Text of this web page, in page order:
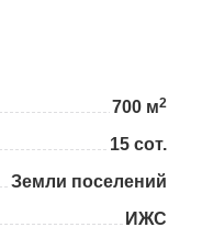
700 м2
15 сот.
Земли поселений
ИЖС